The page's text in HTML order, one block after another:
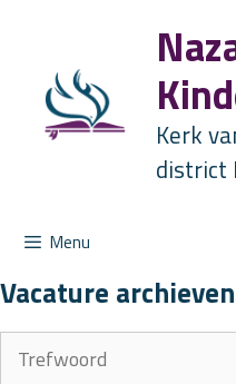
inhoud
Kerk
district
Menu
Vacature archieven
Trefwoord